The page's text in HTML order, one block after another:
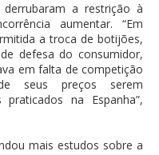
a restrição à
aumentar. “Em
a troca de botijões,
defesa do consumidor,
em falta de competição
seus preços serem
na Espanha”,
mais estudos sobre a